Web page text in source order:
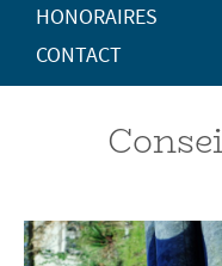
HONORAIRES
CONTACT